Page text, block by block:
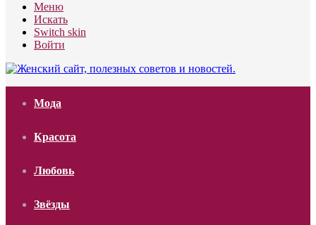
Меню
Искать
Switch skin
Войти
Мода
Красота
Любовь
Звёзды